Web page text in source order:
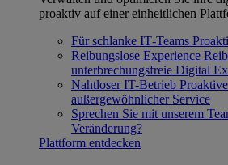
proaktiv auf einer einheitlichen
Für schlanke IT‐Teams
Reibungslose Experience
unterbrechungsfreie Digital
Nahtloser IT-Betrieb
außergewöhnlicher Service
Sprechen Sie mit unserem
Veränderung?
Plattform entdecken